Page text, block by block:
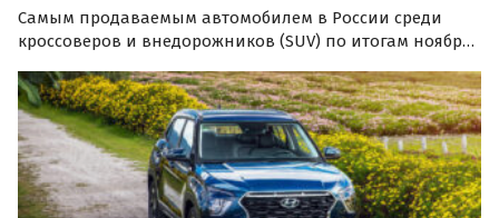
Самым продаваемым автомобилем в России среди
кроссоверов и внедорожников (SUV) по итогам ноября
свежего отчета АЕБ, за последний месяц осени
корейский бестселлер купили 6513 россиян.